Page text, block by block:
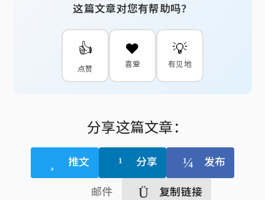
这篇文章对您有帮助吗？
👍
点赞
❤️
喜爱
💡
有见地
分享这篇文章：
推文 分享
发布
邮件
复制链接